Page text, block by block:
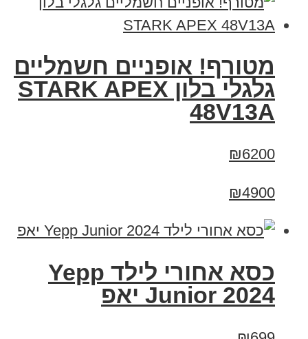
מטורף! אופניים חשמליים
גלגלי בלון STARK APEX
48V13A
₪6200
₪4900
כסא אחורי לילד Yepp
Junior 2024 יאפ